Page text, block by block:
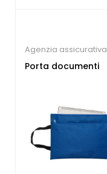
Agenzia assicurativa
Porta documenti